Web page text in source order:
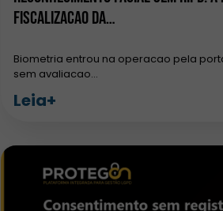
fiscalizacao da…
Biometria entrou na operacao pela
sem avaliacao…
Leia+